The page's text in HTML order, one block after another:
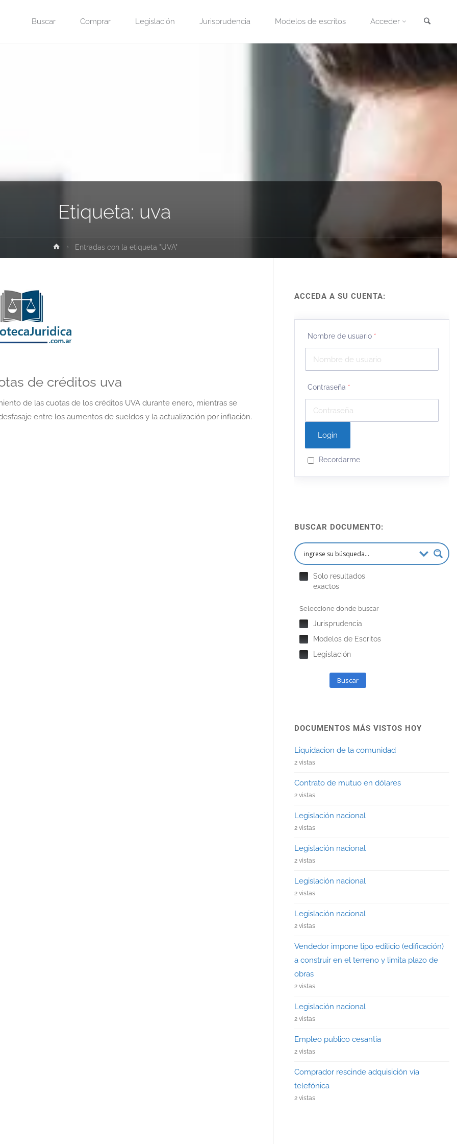
Buscar Comprar Legislación Jurisprudencia Modelos de escritos Acceder
Etiqueta: uva
InicioEntradas con la etiqueta "UVA"
de créditos uva
de las cuotas de los créditos UVA durante enero, mientras se
entre los aumentos de sueldos y la actualización por inflación.
ACCEDA A SU CUENTA:
Nombre de usuario *
Contraseña *
Recordarme
BUSCAR DOCUMENTO:
Solo resultados
exactos
Seleccione donde buscar
Jurisprudencia
Modelos de Escritos
Legislación
Buscar
DOCUMENTOS MÁS VISTOS HOY
Liquidacion de la comunidad
2 vistas
Contrato de mutuo en dólares
2 vistas
Legislación nacional
2 vistas
Legislación nacional
2 vistas
Legislación nacional
2 vistas
Legislación nacional
2 vistas
Vendedor impone tipo edilicio (edificación)
a construir en el terreno y limita plazo de
obras
2 vistas
Legislación nacional
2 vistas
Empleo publico cesantia
2 vistas
Comprador rescinde adquisición vía
telefónica
2 vistas